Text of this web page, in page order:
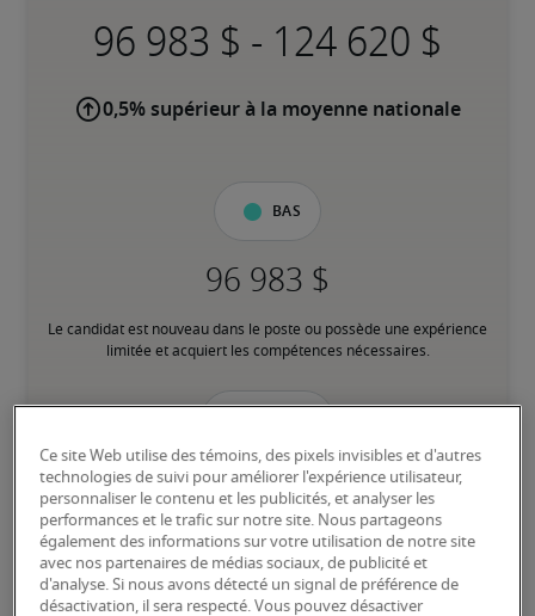
-
0,5% supérieur à la moyenne nationale
Bas
Le candidat est nouveau dans le poste ou possède une expérience
limitée et acquiert les compétences nécessaires.
Le candidat possède une expérience modérée dans le poste,
répond à la plupart des exigences ou possède des compétences
transférables équivalentes, et peut également détenir des
certifications pertinentes.
Ce site Web utilise des témoins, des pixels invisibles et d'autres
technologies de suivi pour améliorer l'expérience utilisateur,
personnaliser le contenu et les publicités, et analyser les
performances et le trafic sur notre site. Nous partageons
également des informations sur votre utilisation de notre site
avec nos partenaires de médias sociaux, de publicité et
d'analyse. Si nous avons détecté un signal de préférence de
désactivation, il sera respecté. Vous pouvez désactiver